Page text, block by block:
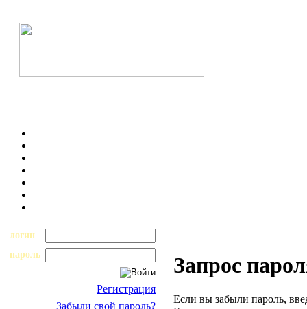
логин
пароль
Регистрация
Забыли свой пароль?
Запрос
Если вы забыли пароль,